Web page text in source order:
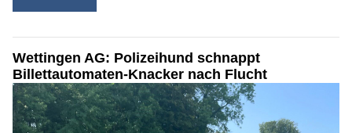
Wettingen AG: Polizeihund schnappt
Billettautomaten-Knacker nach Flucht